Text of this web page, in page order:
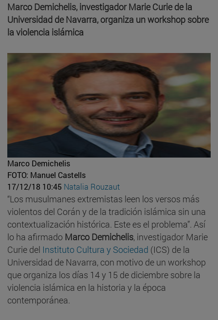
Marco Demichelis, investigador Marie Curie de la
Universidad de Navarra, organiza un workshop sobre
la violencia islámica
Marco Demichelis
FOTO: Manuel Castells
17/12/18 10:45 Natalia Rouzaut
“Los musulmanes extremistas leen los versos más
violentos del Corán y de la tradición islámica sin una
contextualización histórica. Este es el problema”. Así
lo ha afirmado Marco Demichelis, investigador Marie
Curie del Instituto Cultura y Sociedad (ICS) de la
Universidad de Navarra, con motivo de un workshop
que organiza los días 14 y 15 de diciembre sobre la
violencia islámica en la historia y la época
contemporánea.